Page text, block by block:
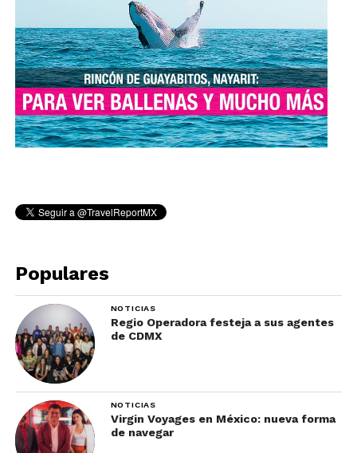
Populares
NOTICIAS
Regio Operadora festeja a sus agentes
de CDMX
NOTICIAS
Virgin Voyages en México: nueva forma
de navegar